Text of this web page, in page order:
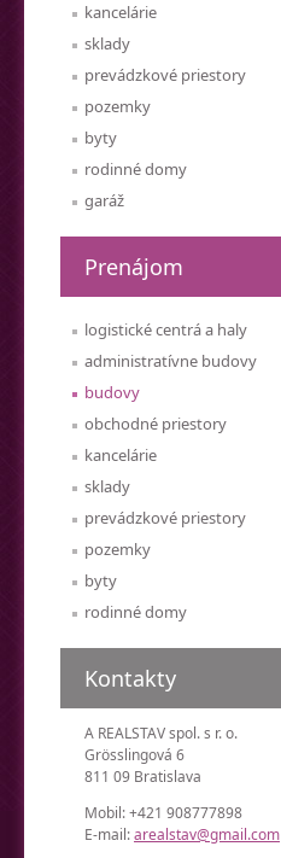
kancelárie
sklady
prevádzkové priestory
pozemky
byty
rodinné domy
garáž
Prenájom
logistické centrá a haly
administratívne budovy
budovy
obchodné priestory
kancelárie
sklady
prevádzkové priestory
pozemky
byty
rodinné domy
Kontakty
A REALSTAV spol. s r. o.
Grösslingová 6
811 09 Bratislava
Mobil: +421 908777898
E-mail:arealstav@gmail.com